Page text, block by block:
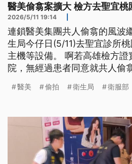
醫美偷翕案擴大 檢方去聖宜桃
2026/5/11 19:14
連鎖醫美集團共人偷翕的風波
生局今仔日(5/11)去聖宜診所
主機等設備。 啊若高雄檢方證
院，無經過患者同意就共人偷
公道。 衛福部長石崇良強調，
求落實規定。（新聞標題、導
醫美 偷拍 衛生局 衛服部